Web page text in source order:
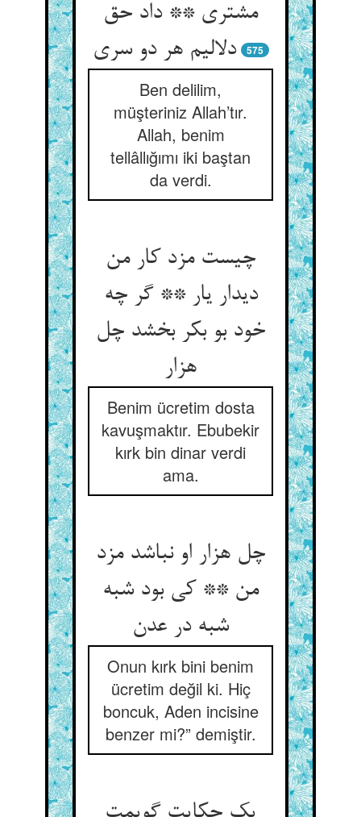
مشتری ** داد حق
دلالیم هر دو سری‏
575
Ben delilim,
müşteriniz Allah’tır.
Allah, benim
tellâllığımı iki baştan
da verdi.
چیست مزد کار من
دیدار یار ** گر چه
خود بو بکر بخشد چل
هزار
Benim ücretim dosta
kavuşmaktır. Ebubekir
kırk bin dinar verdi
ama.
چل هزار او نباشد مزد
من ** کی بود شبه
شبه در عدن‏
Onun kırk bini benim
ücretim değil ki. Hiç
boncuk, Aden incisine
benzer mi?” demiştir.